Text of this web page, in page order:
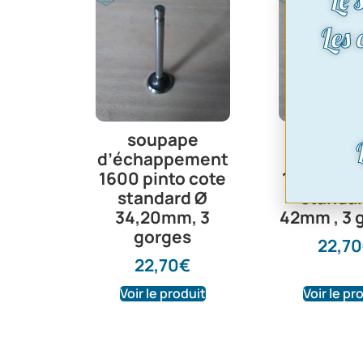
soupape
d’échappement
1600 pinto cote
standard Ø
34,20mm, 3
gorges
22,70€
Voir le produit
1600
42mm , 3
22,70
Voir le